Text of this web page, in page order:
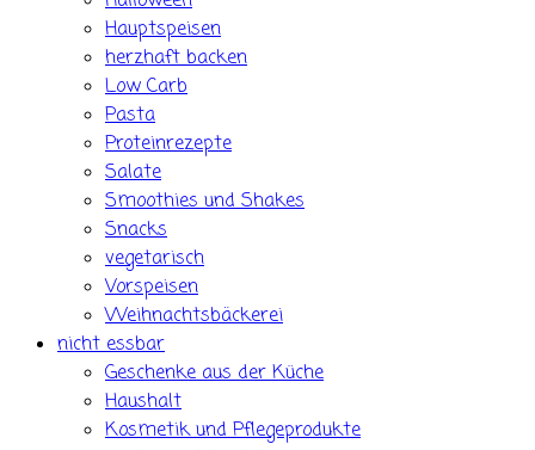
Hauptspeisen
herzhaft backen
Low Carb
Pasta
Proteinrezepte
Salate
Smoothies und Shakes
Snacks
vegetarisch
Vorspeisen
Weihnachtsbäckerei
nicht essbar
Geschenke aus der Küche
Haushalt
Kosmetik und Pflegeprodukte